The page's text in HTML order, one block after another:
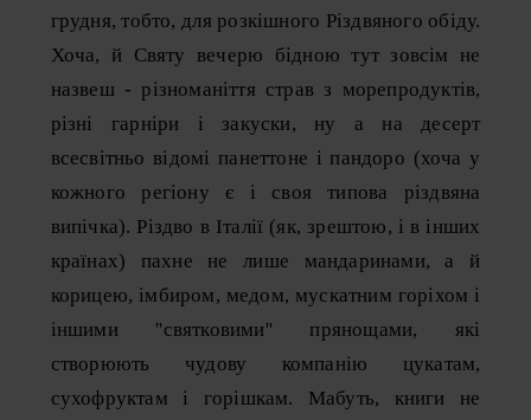
грудня, тобто, для розкішного Різдвяного обіду.
Хоча, й Святу вечерю бідною тут зовсім не
назвеш - різноманіття страв з морепродуктів,
різні гарніри і закуски, ну а на десерт
всесвітньо відомі панеттоне і пандоро (хоча у
кожного регіону є і своя типова різдвяна
випічка). Різдво в Італії (як, зрештою, і в інших
країнах) пахне не лише мандаринами, а й
корицею, імбиром, медом, мускатним горіхом і
іншими ''святковими'' прянощами, які
створюють чудову компанію цукатам,
сухофруктам і горішкам. Мабуть, книги не